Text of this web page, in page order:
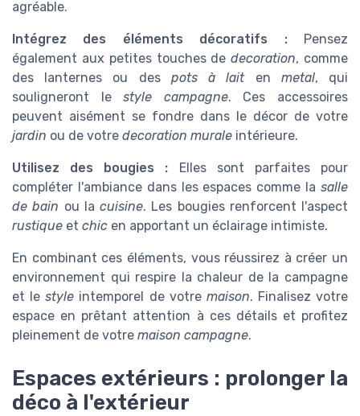
agréable.
Intégrez des éléments décoratifs :Pensez
également aux petites touches dedecoration, comme
des lanternes ou des pots à laiten metal, qui
souligneront lestyle campagne. Ces accessoires
peuvent aisément se fondre dans le décor de votre
jardin ou de votre decoration murale intérieure.
Utilisez des bougies : Elles sont parfaites pour
compléter l'ambiance dans les espaces comme la salle
de bain ou la cuisine. Les bougies renforcent l'aspect
rustique et chic en apportant un éclairage intimiste.
En combinant ces éléments, vous réussirez à créer un
environnement qui respire la chaleur de la campagne
et lestyle intemporel de votre maison. Finalisez votre
espace en prêtant attention à ces détails et profitez
pleinement de votre maison campagne.
Espaces extérieurs : prolonger la
déco à l'extérieur